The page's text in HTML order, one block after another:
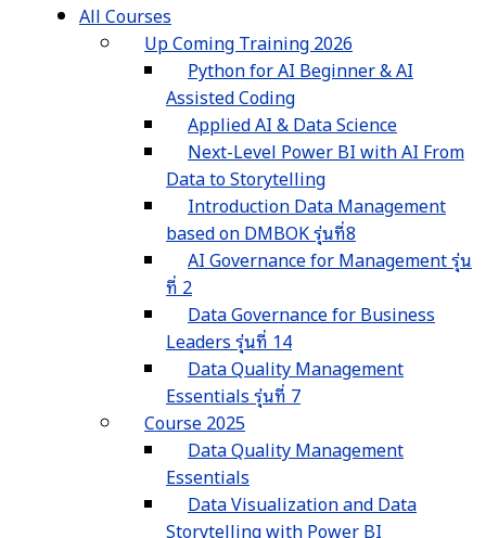
All Courses
Up Coming Training 2026
Python for AI Beginner & AI
Assisted Coding
Applied AI & Data Science
Next-Level Power BI with AI From
Data to Storytelling
Introduction Data Management
based on DMBOK รุ่นที่8
AI Governance for Management รุ่น
ที่ 2
Data Governance for Business
Leaders รุ่นที่ 14
Data Quality Management
Essentials รุ่นที่ 7
Course 2025
Data Quality Management
Essentials
Data Visualization and Data
Storytelling with Power BI